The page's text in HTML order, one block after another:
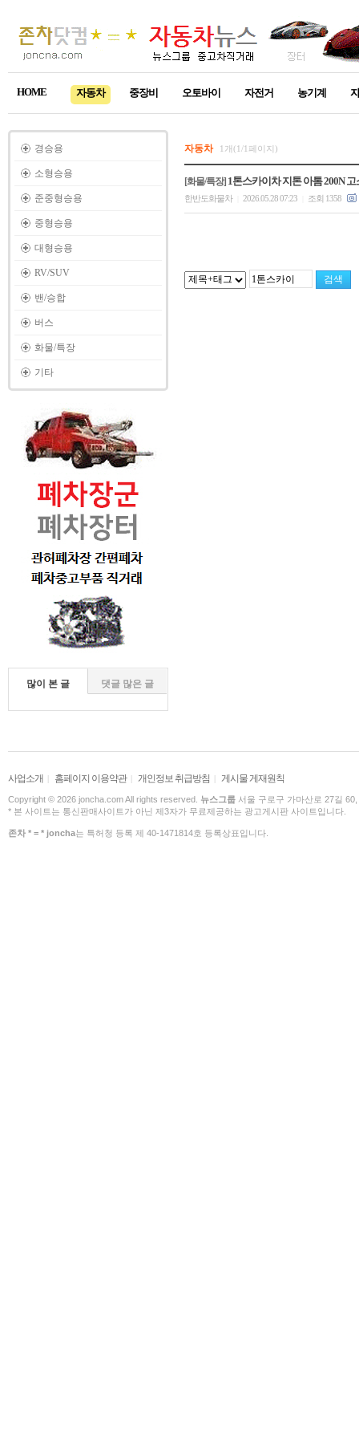
HOME 자동차 중장비 오토바이 자전거 농기계
경승용
소형승용
준중형승용
중형승용
대형승용
RV/SUV
밴/승합
버스
화물/특장
기타
많이 본 글 댓글 많은 글
자동차 1개(1/1페이지)
[화물/특장] 1톤스카이차 지톤 아톰 200N
한반도화물차 2026.05.28 07:23 조회 1358
사업소개 | 홈페이지 이용약관| 개인정보 취급방침 | 게시물 게재원칙
Copyright © 2026 joncha.com All rights reserved. 뉴스그룹 서울 구로구 가마산로 27길
* 본 사이트는 통신판매사이트가 아닌 제3자가 무료제공하는 광고게시판 사이트입니다.
존차 * = * joncha는 특허청 등록 제 40-1471814호 등록상표입니다.